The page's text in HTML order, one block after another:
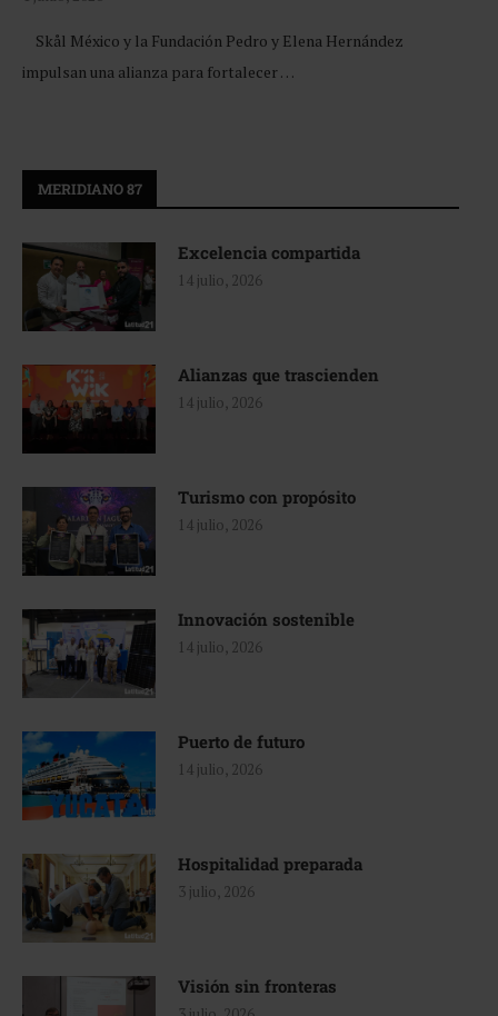
Skål México y la Fundación Pedro y Elena Hernández
impulsan una alianza para fortalecer …
MERIDIANO 87
Excelencia compartida
14 julio, 2026
Alianzas que trascienden
14 julio, 2026
Turismo con propósito
14 julio, 2026
Innovación sostenible
14 julio, 2026
Puerto de futuro
14 julio, 2026
Hospitalidad preparada
3 julio, 2026
Visión sin fronteras